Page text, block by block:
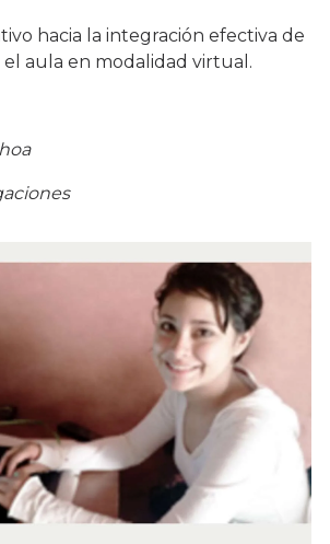
hacia la integración efectiva de
aula en modalidad virtual.